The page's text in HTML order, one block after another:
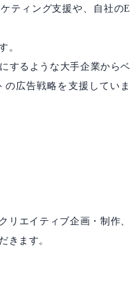
ティング支援や、自社のE
。
するような大手企業からベ
広告戦略を支援していま
リエイティブ企画・制作、
きます。